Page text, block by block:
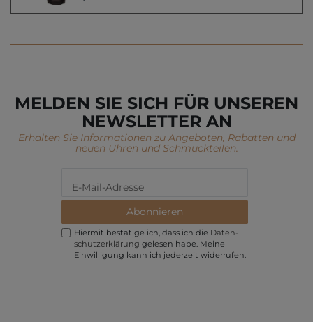
MELDEN SIE SICH FÜR UNSEREN
NEWSLETTER AN
Erhalten Sie Informationen zu Angeboten, Rabatten und
neuen Uhren und Schmuckteilen.
Abonnieren
Hiermit bestätige ich, dass ich die Daten­
schutz­erklärung gelesen habe. Meine
Einwilligung kann ich jederzeit widerrufen.